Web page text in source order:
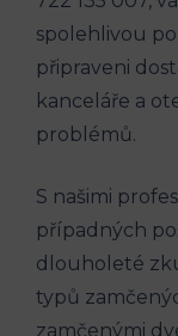
spolehlivou
připraveni
kanceláře a
problémů.
S našimi
případných
dlouholeté
typů
zamčenými